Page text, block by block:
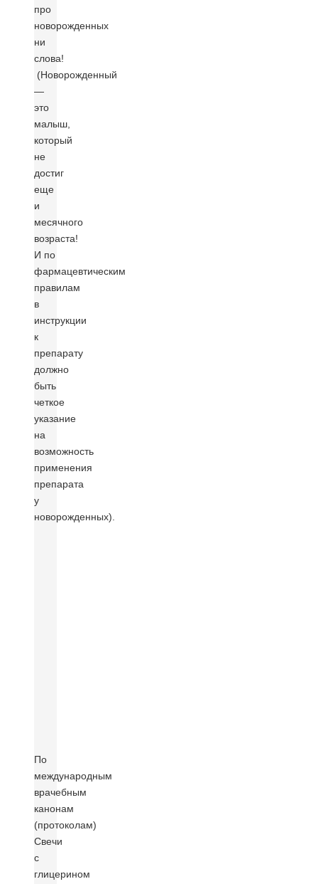
про
новорожденных
ни
слова!
(Новорожденный
—
это
малыш,
который
не
достиг
еще
и
месячного
возраста!
И по
фармацевтическим
правилам
в
инструкции
к
препарату
должно
быть
четкое
указание
на
возможность
применения
препарата
у
новорожденных).
По
международным
врачебным
канонам
(протоколам)
Свечи
с
глицерином